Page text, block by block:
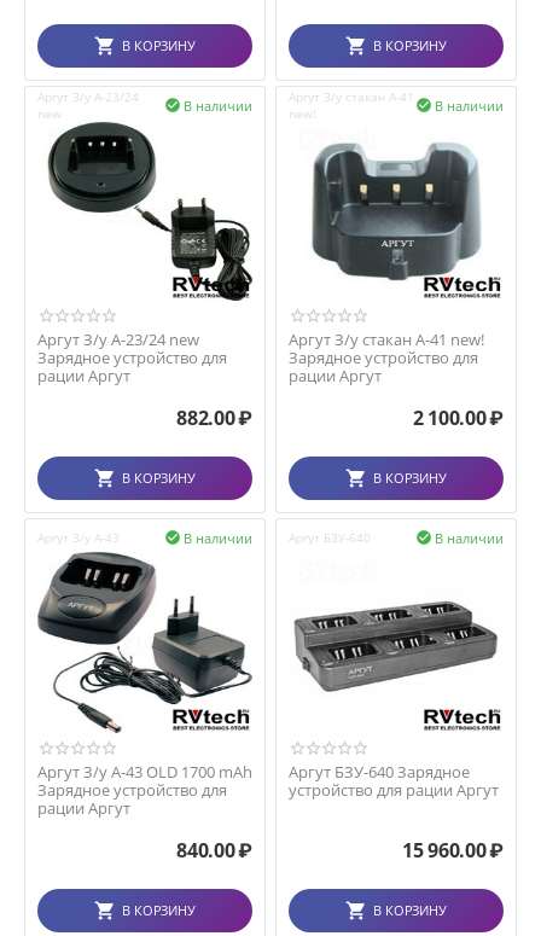
В КОРЗИНУ В КОРЗИНУ
Аргут З/у А-23/24
new
В наличии

Аргут З/у А-23/24 new
Зарядное устройство для
рации Аргут
882.00₽
В КОРЗИНУ
Аргут З/у стакан А-41
new!
В наличии

Аргут З/у стакан А-41 new!
Зарядное устройство для
рации Аргут
2 100.00₽
В КОРЗИНУ
Аргут З/у А-43 В наличии

Аргут З/у А-43 OLD 1700 mAh
Зарядное устройство для
рации Аргут
840.00₽
В КОРЗИНУ
Аргут БЗУ-640 В наличии

Аргут БЗУ-640 Зарядное
устройство для рации Аргут
15 960.00₽
В КОРЗИНУ